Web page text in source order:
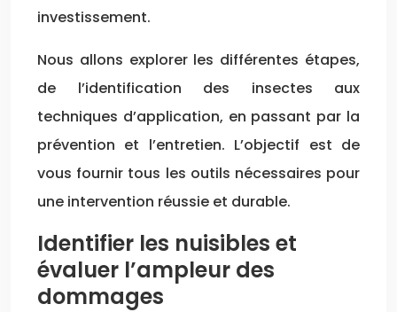
investissement.
Nous allons explorer les différentes étapes,
de l’identification des insectes aux
techniques d’application, en passant par la
prévention et l’entretien. L’objectif est de
vous fournir tous les outils nécessaires pour
une intervention réussie et durable.
Identifier les nuisibles et
évaluer l’ampleur des
dommages